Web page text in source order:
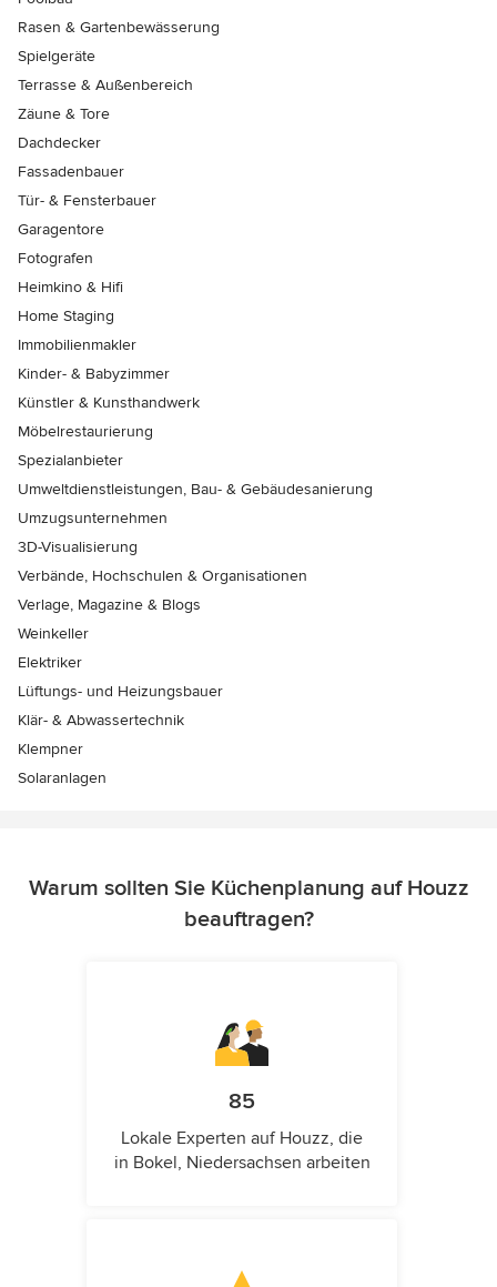
Rasen & Gartenbewässerung
Spielgeräte
Terrasse & Außenbereich
Zäune & Tore
Dachdecker
Fassadenbauer
Tür- & Fensterbauer
Garagentore
Fotografen
Heimkino & Hifi
Home Staging
Immobilienmakler
Kinder- & Babyzimmer
Künstler & Kunsthandwerk
Möbelrestaurierung
Spezialanbieter
Umweltdienstleistungen, Bau- & Gebäudesanierung
Umzugsunternehmen
3D-Visualisierung
Verbände, Hochschulen & Organisationen
Verlage, Magazine & Blogs
Weinkeller
Elektriker
Lüftungs- und Heizungsbauer
Klär- & Abwassertechnik
Klempner
Solaranlagen
Warum sollten Sie Küchenplanung auf Houzz
beauftragen?
85
Lokale Experten auf Houzz, die
in Bokel, Niedersachsen arbeiten